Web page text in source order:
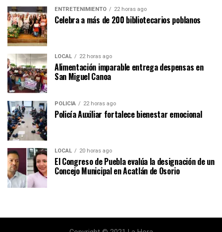
ENTRETENIMIENTO 22 horas ago
Celebra a más de 200 bibliotecarios poblanos
LOCAL 22 horas ago
Alimentación imparable entrega despensas en
San Miguel Canoa
POLICÍA 22 horas ago
Policía Auxiliar fortalece bienestar emocional
LOCAL 20 horas ago
El Congreso de Puebla evalúa la designación de un
Concejo Municipal en Acatlán de Osorio